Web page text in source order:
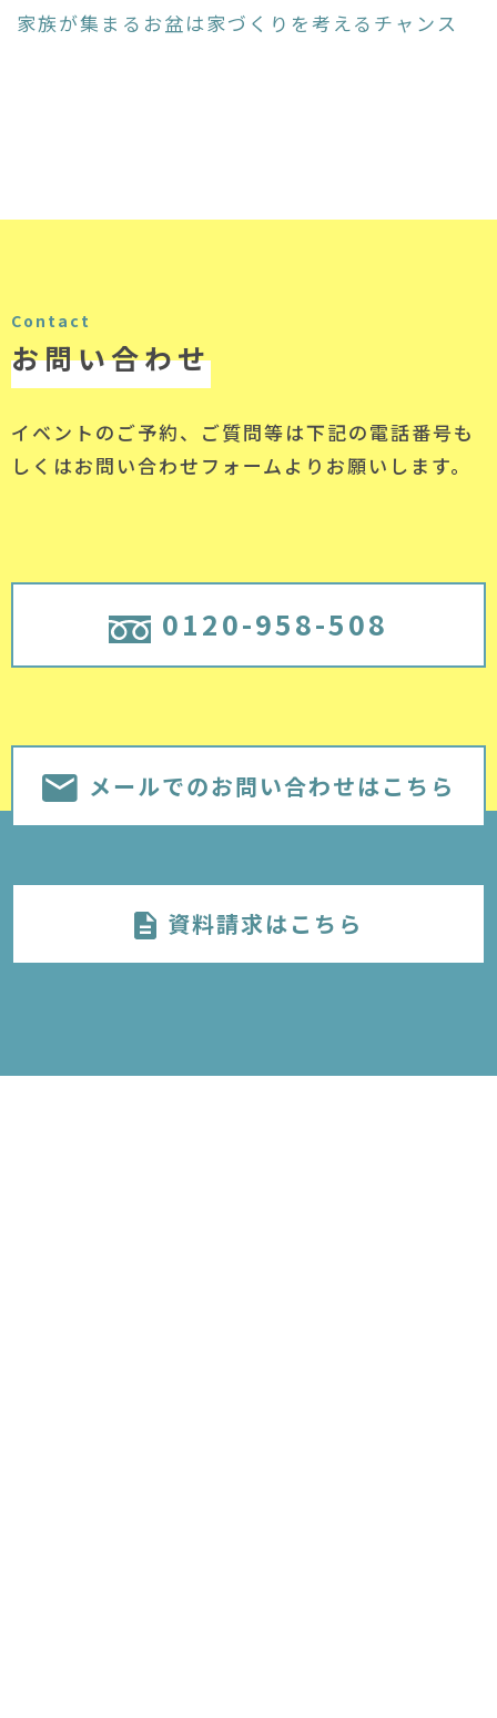
家族が集まるお盆は家づくりを考えるチャンス
Contact
お問い合わせ
イベントのご予約、ご質問等は下記の電話番号も
しくはお問い合わせフォームよりお願いします。
0120-958-508
メールでのお問い合わせはこちら
資料請求はこちら